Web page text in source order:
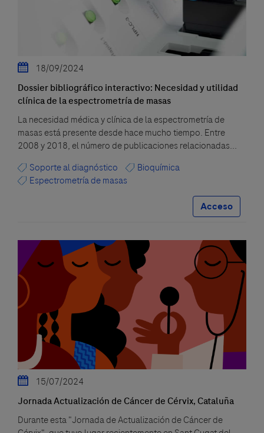
18/09/2024
Dossier bibliográfico interactivo: Necesidad y utilidad
clínica de la espectrometría de masas
La necesidad médica y clínica de la espectrometría de
masas está presente desde hace mucho tiempo. Entre
2008 y 2018, el número de publicaciones relacionadas...
Soporte al diagnóstico
Bioquímica
Espectrometría de masas
Acceso
15/07/2024
Jornada Actualización de Cáncer de Cérvix, Cataluña
Durante esta "Jornada de Actualización de Cáncer de